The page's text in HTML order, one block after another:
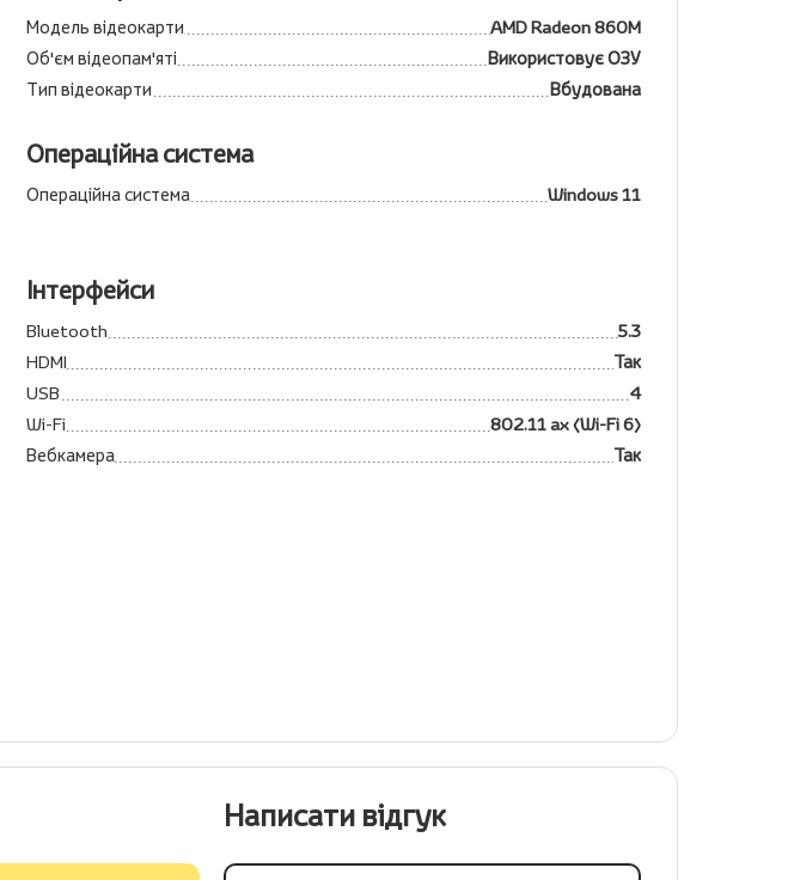
Модель відеокарти
AMD Radeon 860M
Об'єм відеопам'яті
Використовує ОЗУ
Тип відеокарти
Вбудована
Операційна система
Операційна система Windows 11
Інтерфейси
Bluetooth
5.3
HDMI
Так
USB
4
Wi-Fi
802.11 ax (Wi-Fi 6)
Вебкамера
Так
Написати відгук